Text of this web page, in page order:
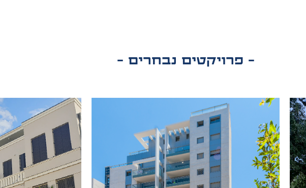
- פרויקטים נבחרים -
שימור
הירקון, תל אביב-
ציבורי מסחרי
ישה חפץ, תל אביב-יפו